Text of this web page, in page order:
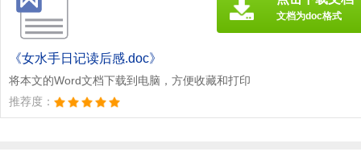
《女水手日记读后感.doc》
将本文的Word文档下载到电脑，方便收藏和打印
推荐度：
文档为doc格式